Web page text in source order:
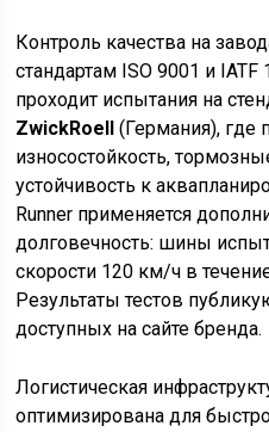
Контроль качества на
стандартам ISO 9001 и
проходит испытания на
ZwickRoell (Германия), где
износостойкость,
устойчивость к
Runner применяется
долговечность: шины
скорости 120 км/ч в
Результаты тестов
доступных на сайте бренда.
Логистическая
оптимизирована для